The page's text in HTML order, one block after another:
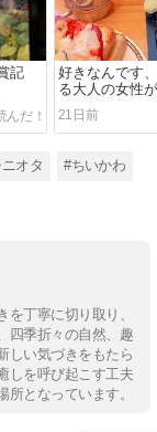
記
好きなんです
る大人の女性が
21日前
オタ #ちいかわ
丁寧に切り取り、
四季折々の自然、趣
しい気づきをもたら
しを呼び起こす工夫
となっています。